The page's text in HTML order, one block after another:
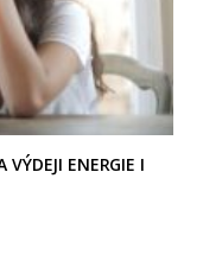
VÝDEJI ENERGIE I